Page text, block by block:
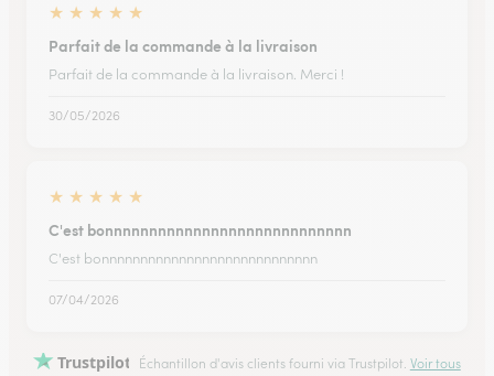
★ ★ ★ ★ ★
Parfait de la commande à la livraison
Parfait de la commande à la livraison. Merci !
30/05/2026
★ ★ ★ ★ ★
C'est bonnnnnnnnnnnnnnnnnnnnnnnnnnnn
C'est bonnnnnnnnnnnnnnnnnnnnnnnnnnnn
07/04/2026
Trustpilot Échantillon d'avis clients fourni via Trustpilot. Voir tous